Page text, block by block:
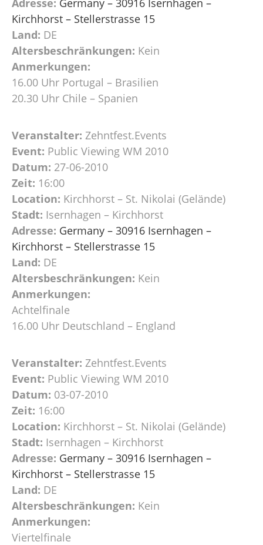
Kirchhorst – Stellerstrasse 15
Land: DE
Altersbeschränkungen: Kein
Anmerkungen:
16.00 Uhr Portugal – Brasilien
20.30 Uhr Chile – Spanien
Veranstalter: Zehntfest.Events
Event: Public Viewing WM 2010
Datum: 27-06-2010
Zeit: 16:00
Location: Kirchhorst – St. Nikolai (Gelände)
Stadt: Isernhagen – Kirchhorst
Adresse: Germany – 30916 Isernhagen –
Kirchhorst – Stellerstrasse 15
Land: DE
Altersbeschränkungen: Kein
Anmerkungen:
Achtelfinale
16.00 Uhr Deutschland – England
Veranstalter: Zehntfest.Events
Event: Public Viewing WM 2010
Datum: 03-07-2010
Zeit: 16:00
Location: Kirchhorst – St. Nikolai (Gelände)
Stadt: Isernhagen – Kirchhorst
Adresse: Germany – 30916 Isernhagen –
Kirchhorst – Stellerstrasse 15
Land: DE
Altersbeschränkungen: Kein
Anmerkungen:
Viertelfinale